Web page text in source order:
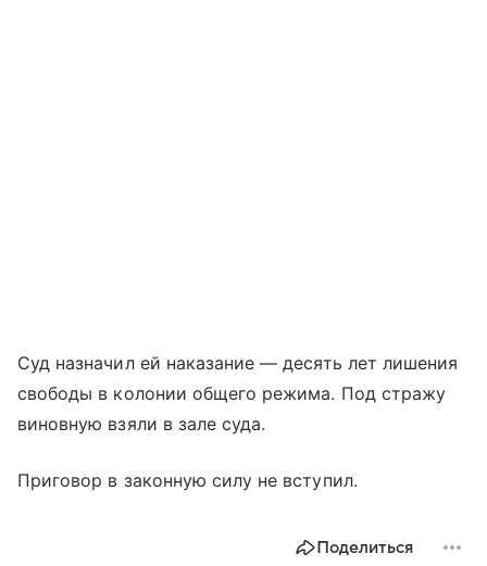
Суд назначил ей наказание — десять лет лишения
свободы в колонии общего режима. Под стражу
виновную взяли в зале суда.
Приговор в законную силу не вступил.
Поделиться